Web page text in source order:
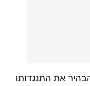
את התנגדותו